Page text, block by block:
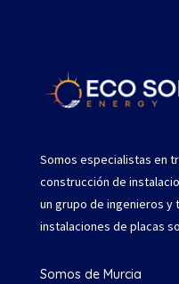
Somos especialistas en
construcción de
un grupo de ingenieros y
instalaciones de placas
Somos de Murcia